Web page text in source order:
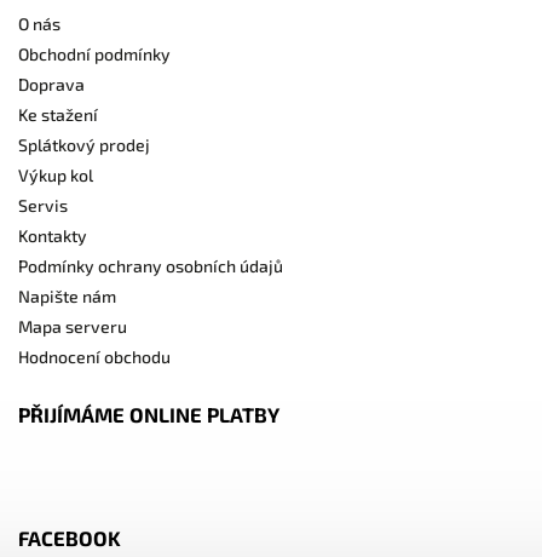
O nás
Obchodní podmínky
Doprava
Ke stažení
Splátkový prodej
Výkup kol
Servis
Kontakty
Podmínky ochrany osobních údajů
Napište nám
Mapa serveru
Hodnocení obchodu
PŘIJÍMÁME ONLINE PLATBY
FACEBOOK